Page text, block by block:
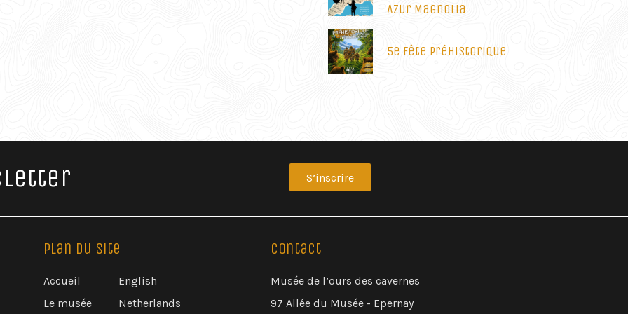
Azur Magnolia
5e Fête Préhistorique
S’inscrire
Plan du Site
Accueil
Le musée
English
Netherlands
Contact
Musée de l’ours des cavernes
97 Allée du Musée - Epernay